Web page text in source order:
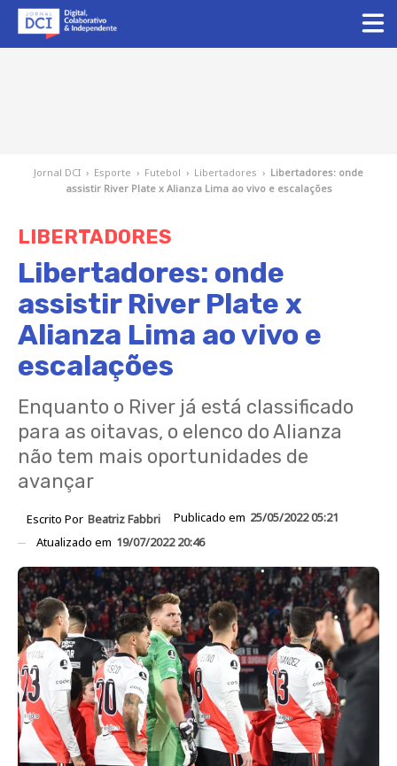
Jornal DCI › Esporte › Futebol › Libertadores › Libertadores: onde
assistir River Plate x Alianza Lima ao vivo e escalações
LIBERTADORES
Libertadores: onde
assistir River Plate x
Alianza Lima ao vivo e
escalações
Enquanto o River já está classificado
para as oitavas, o elenco do Alianza
não tem mais oportunidades de
avançar
Escrito Por Beatriz Fabbri Publicado em 25/05/2022 05:21
Atualizado em 19/07/2022 20:46